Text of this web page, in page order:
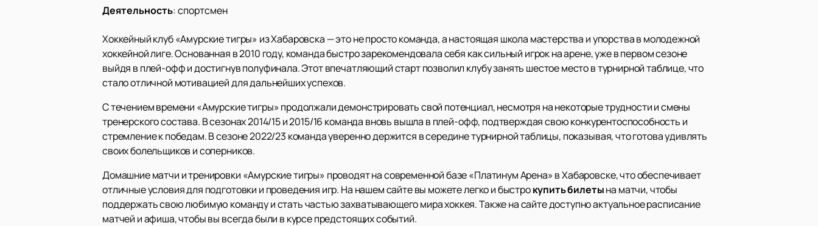
Деятельность:спортсмен
Хоккейный клуб «Амурские тигры» из Хабаровска — это не просто команда, а настоящая школа мастерства и упорства в молодежной
хоккейной лиге. Основанная в 2010 году, команда быстро зарекомендовала себя как сильный игрок на арене, уже в первом сезоне
выйдя в плей-офф и достигнув полуфинала. Этот впечатляющий старт позволил клубу занять шестое место в турнирной таблице, что
стало отличной мотивацией для дальнейших успехов.
С течением времени «Амурские тигры» продолжали демонстрировать свой потенциал, несмотря на некоторые трудности и смены
тренерского состава. В сезонах 2014/15 и 2015/16 команда вновь вышла в плей-офф, подтверждая свою конкурентоспособность и
стремление к победам. В сезоне 2022/23 команда уверенно держится в середине турнирной таблицы, показывая, что готова удивлять
своих болельщиков и соперников.
Домашние матчи и тренировки «Амурские тигры» проводят на современной базе «Платинум Арена» в Хабаровске, что обеспечивает
отличные условия для подготовки и проведения игр. На нашем сайте вы можете легко и быстрокупить билетына матчи, чтобы
поддержать свою любимую команду и стать частью захватывающего мира хоккея. Также на сайте доступно актуальное расписание
матчей и афиша, чтобы вы всегда были в курсе предстоящих событий.